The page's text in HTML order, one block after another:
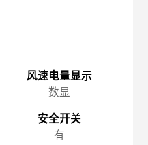
风速电量显示
数显
安全开关
有